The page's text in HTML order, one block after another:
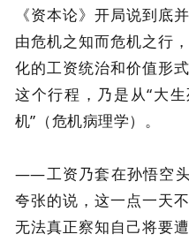
《资本论》开局说到底
由危机之知而危机之行
化的工资统治和价值形
这个行程，乃是从“大
机”（危机病理学）。
——工资乃套在孙悟空头
夸张的说，这一点一天
无法真正察知自己将要